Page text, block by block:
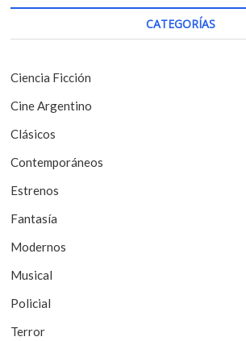
i
ó
n
e
e
n
t
r
a
d
a
s
s
:
CATEGORÍAS
Ciencia Ficción
Cine Argentino
Clásicos
Contemporáneos
Estrenos
Fantasía
Modernos
Musical
Policial
Terror